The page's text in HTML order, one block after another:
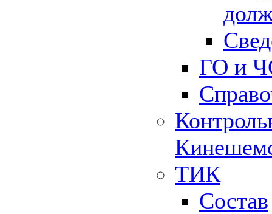
ГО и
ТИК
Состав